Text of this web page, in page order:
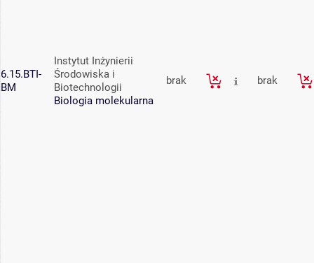
6.15.BTI-
BM
Instytut Inżynierii
Środowiska i
Biotechnologii
Biologia molekularna
brak brak